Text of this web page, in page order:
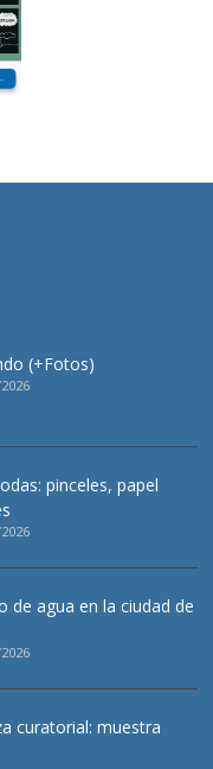
(+Fotos)
pinceles, papel
de agua en la ciudad de
curatorial: muestra